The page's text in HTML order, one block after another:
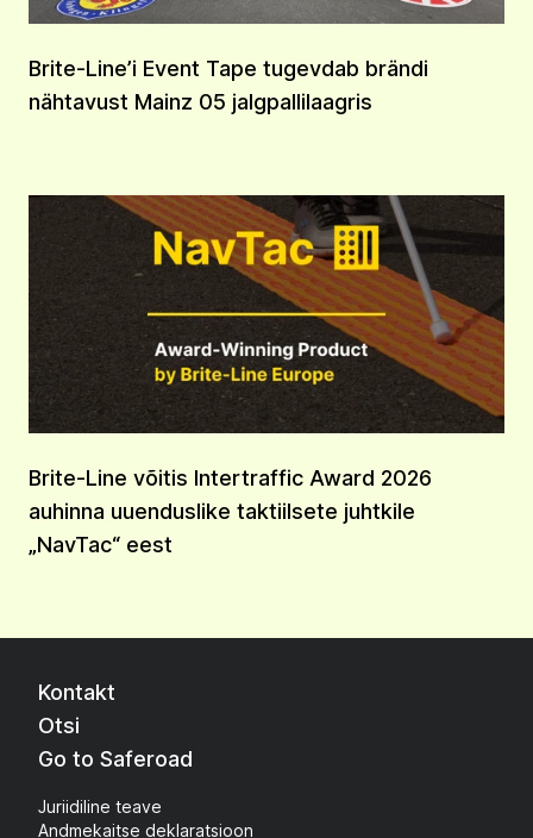
Brite-Line’i Event Tape tugevdab brändi
nähtavust Mainz 05 jalgpallilaagris
Brite-Line võitis Intertraffic Award 2026
auhinna uuenduslike taktiilsete juhtkile
„NavTac“ eest
Kontakt
Otsi
Go to Saferoad
Juriidiline teave
Andmekaitse deklaratsioon